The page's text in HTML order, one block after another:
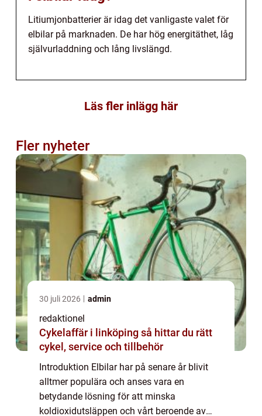
Litiumjonbatterier är idag det vanligaste valet för
elbilar på marknaden. De har hög energitäthet, låg
självurladdning och lång livslängd.
Läs fler inlägg här
Fler nyheter
30 juli 2026 admin
redaktionel
Cykelaffär i linköping så hittar du rätt
cykel, service och tillbehör
Introduktion Elbilar har på senare år blivit
alltmer populära och anses vara en
betydande lösning för att minska
koldioxidutsläppen och vårt beroende av